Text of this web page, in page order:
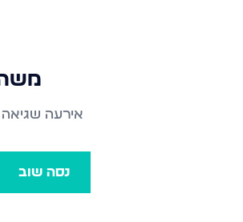
אירעה
נסה שוב